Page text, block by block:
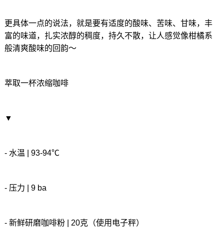
更具体一点的说法，就是要有适度的酸味、苦味、甘味，丰
富的味道，扎实浓醇的稠度，持久不散，让人感觉像柑橘系
般清爽酸味的回韵～
萃取一杯浓缩咖啡
▼
- 水温 | 93-94℃
- 压力 | 9 ba
- 新鲜研磨咖啡粉 | 20克（使用电子秤）